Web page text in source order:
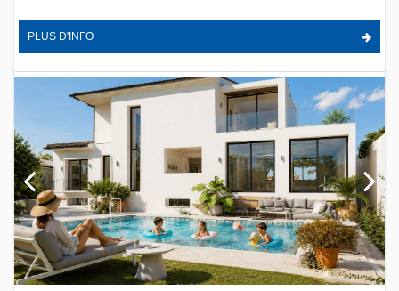
PLUS D'INFO